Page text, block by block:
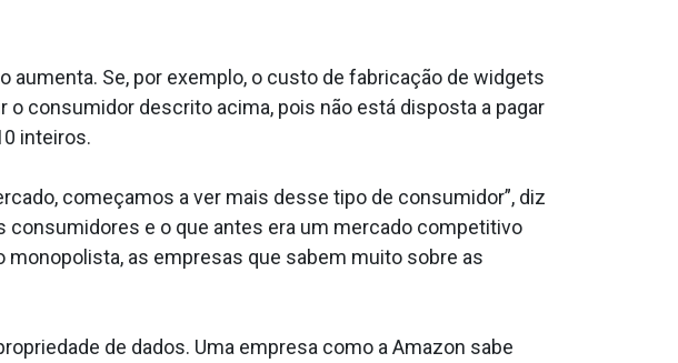
aumenta. Se, por exemplo, o custo de fabricação de widgets
o consumidor descrito acima, pois não está disposta a pagar
inteiros.
começamos a ver mais desse tipo de consumidor”, diz
consumidores e o que antes era um mercado competitivo
monopolista, as empresas que sabem muito sobre as
de dados. Uma empresa como a Amazon sabe